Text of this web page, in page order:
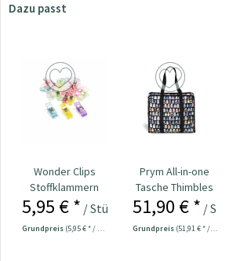
Dazu passt
Wonder Clips
Stoffklammern
klein - 20 Stück
5,95 € * / Stück
Grundpreis (5,95 € * / 1 Stück)
Prym All-in-one
Tasche Thimbles
Nr. 612650
51,90 € * / Stück
Grundpreis (51,91 € * / 1 Stück)